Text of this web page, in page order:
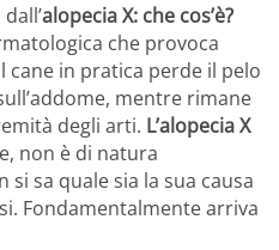
alopecia X: che cos’è?
che provoca
cane in pratica perde il pelo
mentre rimane
degli arti. L’alopecia X
non è di natura
sa quale sia la sua causa
Fondamentalmente arriva